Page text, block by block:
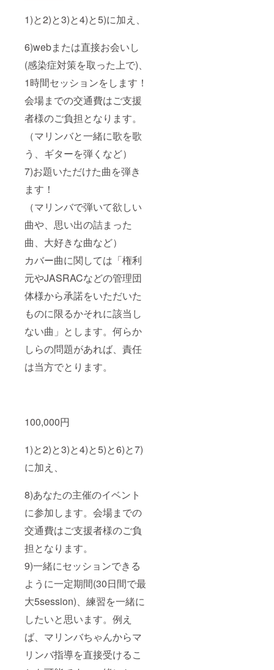
1)と2)と3)と4)と5)に加え、
6)webまたは直接お会いし
(感染症対策を取った上で)、
1時間セッションをします！
会場までの交通費はご支援
者様のご負担となります。
（マリンバと一緒に歌を歌
う、ギターを弾くなど）
7)お題いただけた曲を弾き
ます！
（マリンバで弾いて欲しい
曲や、思い出の詰まった
曲、大好きな曲など）
カバー曲に関しては「権利
元やJASRACなどの管理団
体様から承諾をいただいた
ものに限るかそれに該当し
ない曲」とします。何らか
しらの問題があれば、責任
は当方でとります。
100,000円
1)と2)と3)と4)と5)と6)と7)
に加え、
8)あなたの主催のイベント
に参加します。会場までの
交通費はご支援者様のご負
担となります。
9)一緒にセッションできる
ように一定期間(30日間で最
大5session)、練習を一緒に
したいと思います。例え
ば、マリンバちゃんからマ
リンバ指導を直接受けるこ